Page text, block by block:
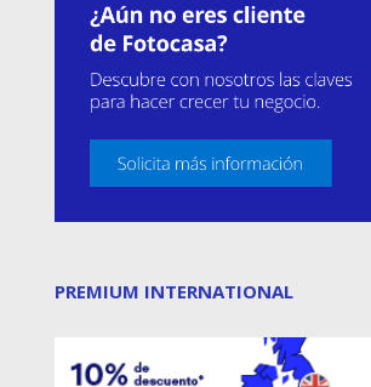
PREMIUM INTERNATIONAL